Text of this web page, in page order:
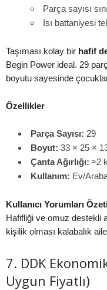
Parça sayısı
Isı battaniyesi
Taşıması kolay bir hafif
Begin Power ideal. 29
boyutu sayesinde
Özellikler
Parça Sayısı: 29
Boyut: 33 × 25 ×
Çanta Ağırlığı: ≈2
Kullanım: Ev/
Kullanıcı Yorumları
Hafifliği ve omuz destekli
kişilik olması kalabalık
7. DDK
Uygun Fiyatlı)